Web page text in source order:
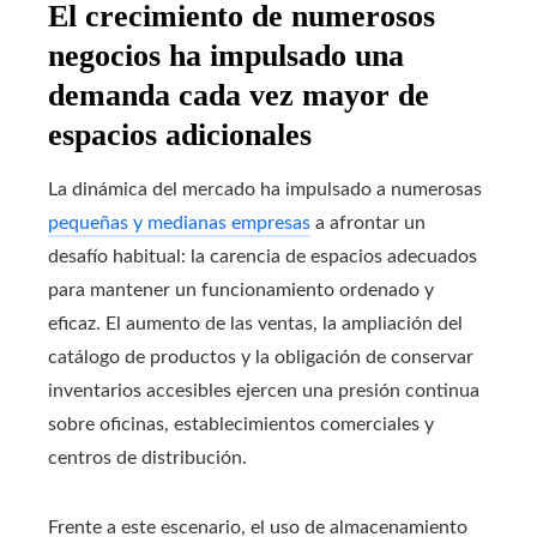
El crecimiento de numerosos
negocios ha impulsado una
demanda cada vez mayor de
espacios adicionales
La dinámica del mercado ha impulsado a numerosas
pequeñas y medianas empresas a afrontar un
desafío habitual: la carencia de espacios adecuados
para mantener un funcionamiento ordenado y
eficaz. El aumento de las ventas, la ampliación del
catálogo de productos y la obligación de conservar
inventarios accesibles ejercen una presión continua
sobre oficinas, establecimientos comerciales y
centros de distribución.
Frente a este escenario, el uso de almacenamiento